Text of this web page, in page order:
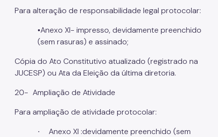
Para alteração de responsabilidade legal protocolar:
•Anexo XI- impresso, devidamente preenchido
(sem rasuras) e assinado;
Cópia do Ato Constitutivo atualizado (registrado na
JUCESP) ou Ata da Eleição da última diretoria.
20- Ampliação de Atividade
Para ampliação de atividade protocolar:
·
Anexo XI :devidamente preenchido (sem